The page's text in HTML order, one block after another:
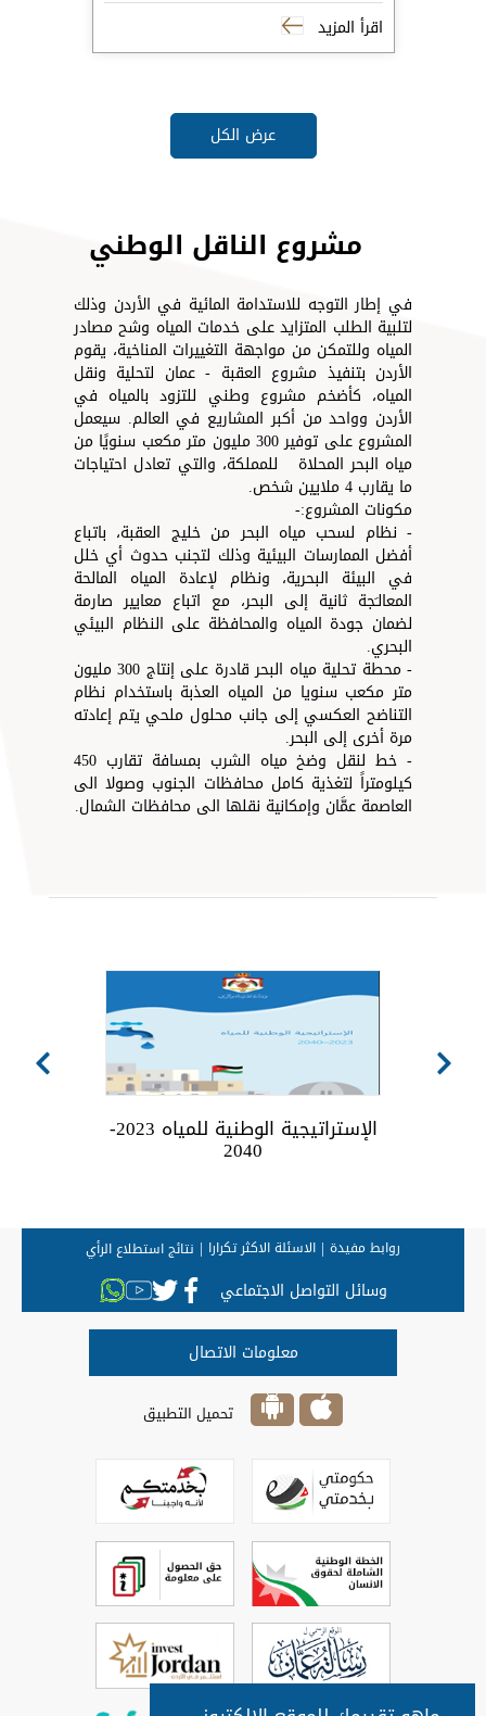
اقرأ المزيد
عرض الكل
مشروع الناقل الوطني
في إطار التوجه للاستدامة المائية في الأردن وذلك
لتلبية الطلب المتزايد على خدمات المياه وشح مصادر
المياه وللتمكن من مواجهة التغييرات المناخية، يقوم
الأردن بتنفيذ مشروع العقبة - عمان لتحلية ونقل
المياه، كأضخم مشروع وطني للتزود بالمياه في
الأردن وواحد من أكبر المشاريع في العالم. سيعمل
المشروع على توفير 300 مليون متر مكعب سنويًا من
مياه البحر المحلاة للمملكة، والتي تعادل احتياجات
ما يقارب 4 ملايين شخص.
مكونات المشروع:-
- نظام لسحب مياه البحر من خليج العقبة، باتباع
أفضل الممارسات البيئية وذلك لتجنب حدوث أي خلل
في البيئة البحرية، ونظام لإعادة المياه المالحة
المعالـَجة ثانية إلى البحر، مع اتباع معايير صارمة
لضمان جودة المياه والمحافظة على النظام البيئي
البحري.
- محطة تحلية مياه البحر قادرة على إنتاج 300 مليون
متر مكعب سنويا من المياه العذبة باستخدام نظام
التناضح العكسي إلى جانب محلول ملحي يتم إعادته
مرة أخرى إلى البحر.
- خط لنقل وضخ مياه الشرب بمسافة تقارب 450
كيلومتراً لتغذية كامل محافظات الجنوب وصولا الى
العاصمة عمَّان وإمكانية نقلها الى محافظات الشمال.
الإستراتيجية الوطنية للمياه 2023-
2040
روابط مفيدة الاسئلة الاكثر تكرارا نتائج استطلاع الرأي
وسائل التواصل الاجتماعي
معلومات الاتصال
تحميل التطبيق